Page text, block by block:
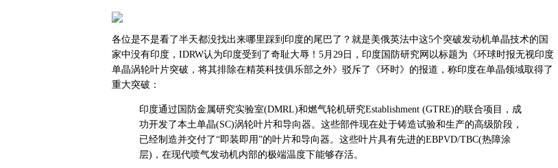
各位是不是看了半天都没找出来哪里踩到印度的尾巴了？就是美俄英法中这5个突破发动机单晶技术的国
家中没有印度，IDRW认为印度受到了奇耻大辱！5月29日，印度国防研究网以标题为《环球时报无视印度
单晶涡轮叶片突破，将其排除在精英科技俱乐部之外》驳斥了《环时》的报道，称印度在单晶领域取得了
重大突破：
印度通过国防金属研究实验室(DMRL)和燃气轮机研究Establishment (GTRE)的联合项目，成
功开发了本土单晶(SC)涡轮叶片和导向器。这些部件现在处于铸造试验和生产的高级阶段，
已经制造并交付了“即装即用”的叶片和导向器。这些叶片具有先进的EBPVD/TBC(热障涂
层)，在现代喷气发动机内部的极端温度下能够存活。